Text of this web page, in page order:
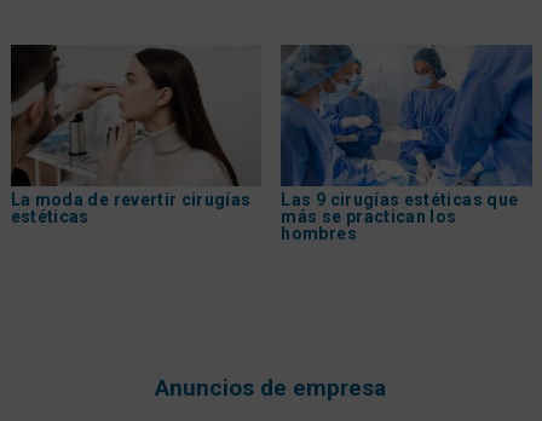
La moda de revertir cirugías
estéticas
Las 9 cirugías estéticas que
más se practican los
hombres
Anuncios de empresa